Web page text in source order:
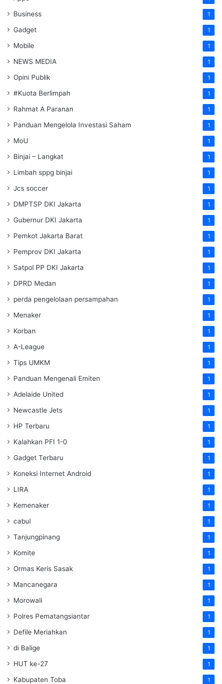
Business 1
Gadget 1
Mobile 1
NEWS MEDIA 1
Opini Publik 1
#Kuota Berlimpah 1
Rahmat A Paranan 1
Panduan Mengelola Investasi Saham 1
MoU 1
Binjai – Langkat 1
Limbah sppg binjai 1
Jcs soccer 1
DMPTSP DKI Jakarta 1
Gubernur DKI Jakarta 1
Pemkot Jakarta Barat 1
Pemprov DKI Jakarta 1
Satpol PP DKI Jakarta 1
DPRD Medan 1
perda pengelolaan persampahan 1
Menaker 1
Korban 1
A-League 1
Tips UMKM 1
Panduan Mengenali Emiten 1
Adelaide United 1
Newcastle Jets 1
HP Terbaru 1
Kalahkan PFI 1-0 1
Gadget Terbaru 1
Koneksi Internet Android 1
LIRA 1
Kemenaker 1
cabul 1
Tanjungpinang 1
Komite 1
Ormas Keris Sasak 1
Mancanegara 1
Morowali 1
Polres Pematangsiantar 1
Defile Meriahkan 1
di Balige 1
HUT ke-27 1
Kabupaten Toba 1